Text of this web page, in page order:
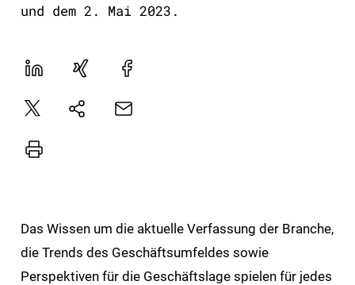
und dem 2. Mai 2023.
LinekdInXing Facebook
PlattformNatives
E-
Drucker
Das Wissen um die aktuelle Verfassung der Branche,
die Trends des Geschäftsumfeldes sowie
Perspektiven für die Geschäftslage spielen für jedes